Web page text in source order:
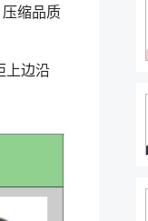
缩品质
上边沿